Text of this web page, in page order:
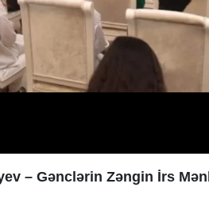
– Gənclərin Zəngin İrs